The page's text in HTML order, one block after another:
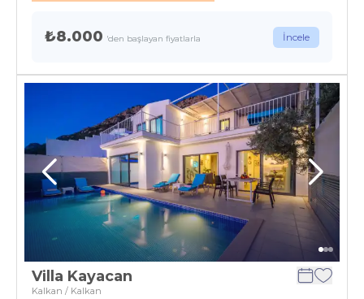
₺8.000 'den başlayan fiyatlarla İncele
Villa Kayacan
Kalkan / Kalkan